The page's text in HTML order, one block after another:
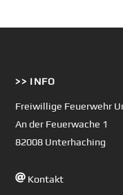
>> INFO
Freiwillige Feuerwehr
An der Feuerwache 1
82008 Unterhaching
Kontakt